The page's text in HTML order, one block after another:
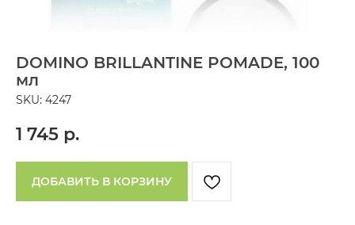
DOMINO BRILLANTINE POMADE, 100
мл
SKU: 4247
1 745 р.
ДОБАВИТЬ В КОРЗИНУ